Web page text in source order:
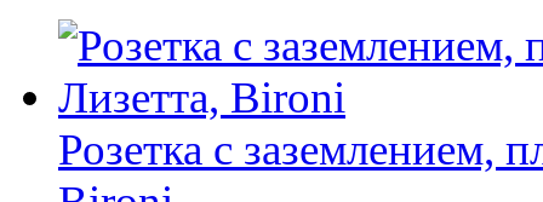
Розетка с заземлением,